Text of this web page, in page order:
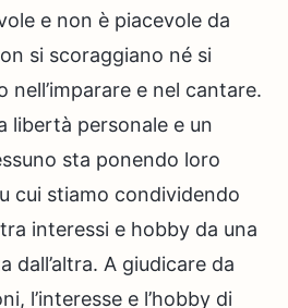
e non è piacevole da
si scoraggiano né si
e nel cantare.
libertà personale e un
sta ponendo loro
cui stiamo condividendo
interessi e hobby da una
dall’altra. A giudicare da
l’interesse e l’hobby di